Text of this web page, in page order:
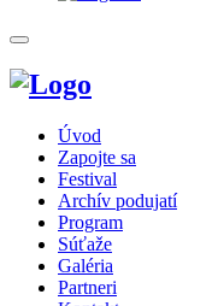
Toggle
navigation
Úvod
Zapojte sa
Festival
Archív podujatí
Program
Súťaže
Galéria
Partneri